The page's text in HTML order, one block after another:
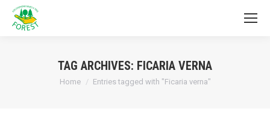
TAG ARCHIVES: FICARIA VERNA
You are here:
Home Entries tagged with "Ficaria verna"